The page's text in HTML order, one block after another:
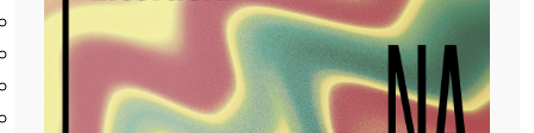
Szkolenia
Szkoła Doktorska Anthropos
Erasmus
Olimpiada Literatury i Języka Polskiego